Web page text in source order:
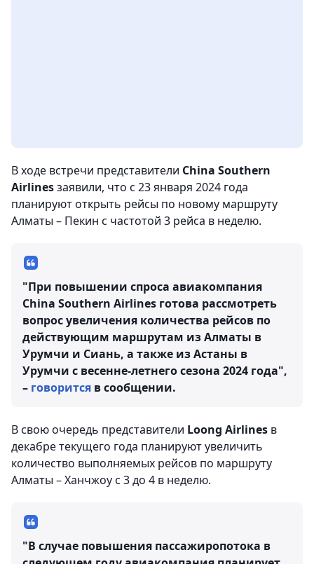
В ходе встречи представители China Southern
Airlinesзаявили, что с 23 января 2024 года
планируют открыть рейсы по новому маршруту
Алматы – Пекин с частотой 3 рейса в неделю.
"При повышении спроса авиакомпания
China Southern Airlines готова рассмотреть
вопрос увеличения количества рейсов по
действующим маршрутам из Алматы в
Урумчи и Сиань, а также из Астаны в
Урумчи с весенне-летнего сезона 2024 года",
– говорится в сообщении.
В свою очередь представители Loong Airlines в
декабре текущего года планируют увеличить
количество выполняемых рейсов по маршруту
Алматы – Ханчжоу с 3 до 4 в неделю.
"В случае повышения пассажиропотока в